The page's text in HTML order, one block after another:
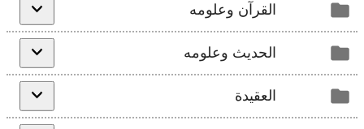
القرآن وعلومه
الحديث وعلومه
العقيدة